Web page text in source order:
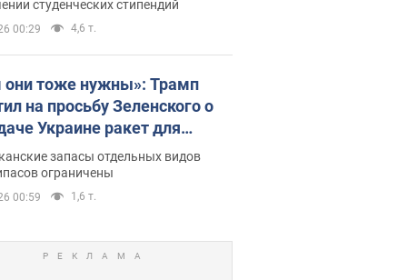
студенческих стипендий
00:29 4,6 т.
тоже нужны»: Трамп
на просьбу Зеленского о
Украине ракет для
запасы отдельных видов
ограничены
00:59 1,6 т.